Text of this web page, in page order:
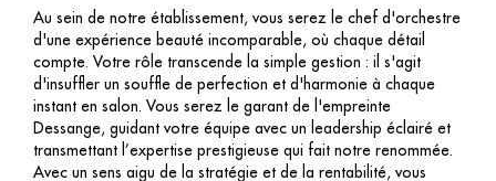
Au sein de notre établissement, vous serez le chef d'orchestre
d'une expérience beauté incomparable, où chaque détail
compte. Votre rôle transcende la simple gestion : il s'agit
d'insuffler un souffle de perfection et d'harmonie à chaque
instant en salon. Vous serez le garant de l'empreinte
Dessange, guidant votre équipe avec un leadership éclairé et
transmettant l’expertise prestigieuse qui fait notre renommée.
Avec un sens aigu de la stratégie et de la rentabilité, vous